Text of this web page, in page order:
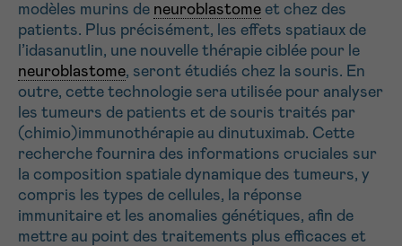
modèles murins de neuroblastome et chez des
patients. Plus précisément, les effets spatiaux de
l’idasanutlin, une nouvelle thérapie ciblée pour le
neuroblastome, seront étudiés chez la souris. En
outre, cette technologie sera utilisée pour analyser
les tumeurs de patients et de souris traités par
(chimio)immunothérapie au dinutuximab. Cette
recherche fournira des informations cruciales sur
la composition spatiale dynamique des tumeurs, y
compris les types de cellules, la réponse
immunitaire et les anomalies génétiques, afin de
mettre au point des traitements plus efficaces et